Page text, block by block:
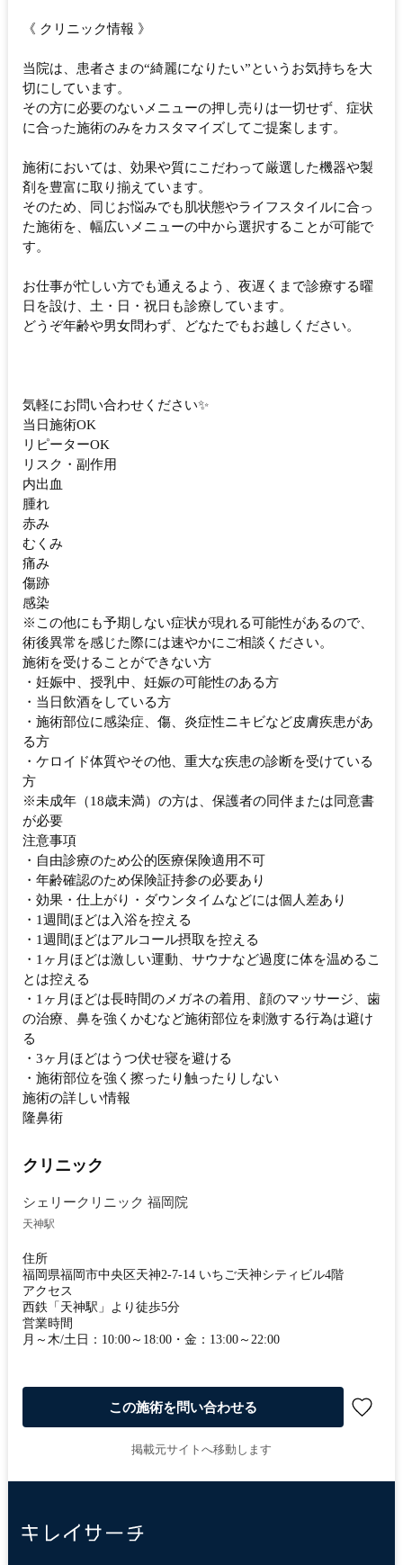
《 クリニック情報 》
当院は、患者さまの“綺麗になりたい”というお気持ちを大
切にしています。
その方に必要のないメニューの押し売りは一切せず、症状
に合った施術のみをカスタマイズしてご提案します。
施術においては、効果や質にこだわって厳選した機器や製
剤を豊富に取り揃えています。
そのため、同じお悩みでも肌状態やライフスタイルに合っ
た施術を、幅広いメニューの中から選択することが可能で
す。
お仕事が忙しい方でも通えるよう、夜遅くまで診療する曜
日を設け、土・日・祝日も診療しています。
どうぞ年齢や男女問わず、どなたでもお越しください。
気軽にお問い合わせください✨
当日施術OK
リピーターOK
リスク・副作用
内出血
腫れ
赤み
むくみ
痛み
傷跡
感染
※この他にも予期しない症状が現れる可能性があるので、
術後異常を感じた際には速やかにご相談ください。
施術を受けることができない方
・妊娠中、授乳中、妊娠の可能性のある方
・当日飲酒をしている方
・施術部位に感染症、傷、炎症性ニキビなど皮膚疾患があ
る方
・ケロイド体質やその他、重大な疾患の診断を受けている
方
※未成年（18歳未満）の方は、保護者の同伴または同意書
が必要
注意事項
・自由診療のため公的医療保険適用不可
・年齢確認のため保険証持参の必要あり
・効果・仕上がり・ダウンタイムなどには個人差あり
・1週間ほどは入浴を控える
・1週間ほどはアルコール摂取を控える
・1ヶ月ほどは激しい運動、サウナなど過度に体を温めるこ
とは控える
・1ヶ月ほどは長時間のメガネの着用、顔のマッサージ、歯
の治療、鼻を強くかむなど施術部位を刺激する行為は避け
る
・3ヶ月ほどはうつ伏せ寝を避ける
・施術部位を強く擦ったり触ったりしない
施術の詳しい情報
隆鼻術
クリニック
シェリークリニック 福岡院
天神駅
住所
福岡県福岡市中央区天神2-7-14 いちご天神シティビル4階
アクセス
西鉄「天神駅」より徒歩5分
営業時間
月～木/土日：10:00～18:00・金：13:00～22:00
この施術を問い合わせる
掲載元サイトへ移動します